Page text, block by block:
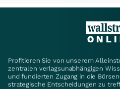
Profitieren Sie von unserem
zentralen verlagsunabhängigen
und fundierten Zugang in die
strategische Entscheidungen zu